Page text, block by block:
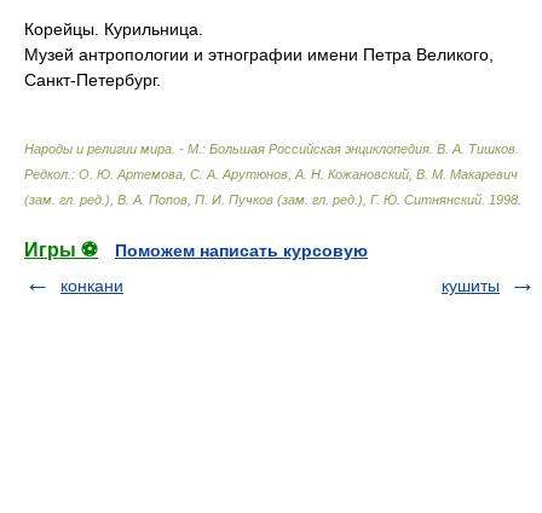
Корейцы. Курильница.
Музей антропологии и этнографии имени Петра Великого,
Санкт-Петербург.
Народы и религии мира. - М.: Большая Российская энциклопедия В. А. Тишков.
Редкол.: О. Ю. Артемова, С. А. Арутюнов, А. Н. Кожановский, В. М. Макаревич
(зам. гл. ред.), В. А. Попов, П. И. Пучков (зам. гл. ред.), Г. Ю. Ситнянский 1998
Игры ⚽
Поможем написать курсовую
конкани
кушиты